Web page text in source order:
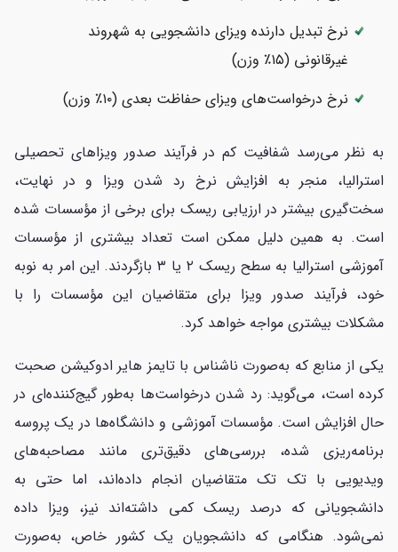
نرخ تبدیل دارنده ویزای دانشجویی به شهروند
غیرقانونی (۱۵٪ وزن)
نرخ درخواست‌های ویزای حفاظت بعدی (۱۰٪ وزن)
به نظر می‌رسد شفافیت کم در فرآیند صدور ویزاهای تحصیلی
استرالیا، منجر به افزایش نرخ رد شدن ویزا و در نهایت،
سخت‌گیری بیشتر در ارزیابی ریسک برای برخی از مؤسسات شده
است. به همین دلیل ممکن است تعداد بیشتری از مؤسسات
آموزشی استرالیا به سطح ریسک ۲ یا ۳ بازگردند. این امر به نوبه
خود، فرآیند صدور ویزا برای متقاضیان این مؤسسات را با
مشکلات بیشتری مواجه خواهد کرد.
یکی از منابع که به‌صورت ناشناس با تایمز هایر ادوکیشن صحبت
کرده است، می‌گوید: رد شدن درخواست‌ها به‌طور گیج‌کننده‌ای در
حال افزایش است. مؤسسات آموزشی و دانشگاه‌ها در یک پروسه
برنامه‌ریزی شده، بررسی‌های دقیق‌تری مانند مصاحبه‌های
ویدیویی با تک تک متقاضیان انجام داده‌اند، اما حتی به
دانشجویانی که درصد ریسک کمی داشته‌اند نیز، ویزا داده
نمی‌شود. هنگامی که دانشجویان یک کشور خاص، به‌صورت